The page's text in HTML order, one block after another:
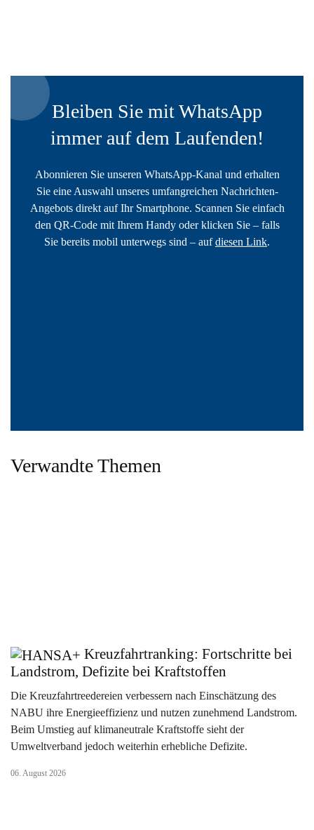
Bleiben Sie mit WhatsApp
immer auf dem Laufenden!
Abonnieren Sie unseren WhatsApp-Kanal und erhalten
Sie eine Auswahl unseres umfangreichen Nachrichten-
Angebots direkt auf Ihr Smartphone. Scannen Sie einfach
den QR-Code mit Ihrem Handy oder klicken Sie – falls
Sie bereits mobil unterwegs sind – aufdiesen Link.
Verwandte Themen
Kreuzfahrtranking: Fortschritte bei
Landstrom, Defizite bei Kraftstoffen
Die Kreuzfahrtreedereien verbessern nach Einschätzung des
NABU ihre Energieeffizienz und nutzen zunehmend Landstrom.
Beim Umstieg auf klimaneutrale Kraftstoffe sieht der
Umweltverband jedoch weiterhin erhebliche Defizite.
06. August 2026